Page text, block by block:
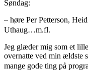
Søndag:
– høre Per Petterson,
Uthaug…m.fl.
Jeg glæder mig som et
overnatte ved min ældste
mange gode ting på